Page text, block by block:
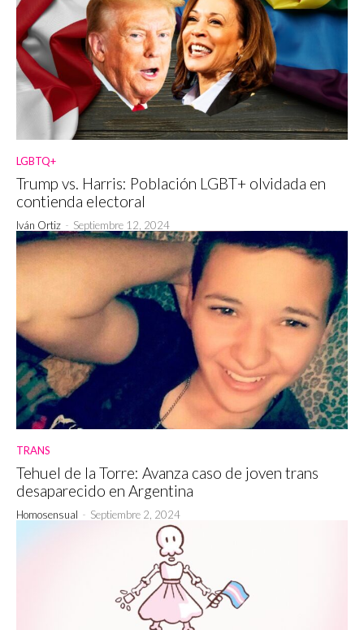
LGBTQ+
Trump vs. Harris: Población LGBT+ olvidada en
contienda electoral
Iván Ortiz - Septiembre 12, 2024
TRANS
Tehuel de la Torre: Avanza caso de joven trans
desaparecido en Argentina
Homosensual - Septiembre 2, 2024